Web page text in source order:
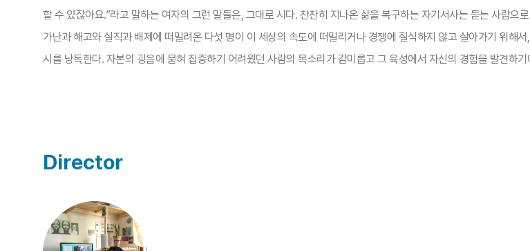
할 수 있잖아요.”라고 말하는 여자의 그런 말들은, 그대로 시다. 찬찬히 지나온 삶을 복구하는 자기서사는 듣는 사람으
가난과 해고와 실직과 배제에 떠밀려온 다섯 명이 이 세상의 속도에 떠밀리거나 경쟁에 질식하지 않고 살아가기 위해
시를 낭독한다. 자본의 굉음에 묻혀 집중하기 어려웠던 사람의 목소리가 감미롭고 그 육성에서 자신의 경험을 발견하
Director